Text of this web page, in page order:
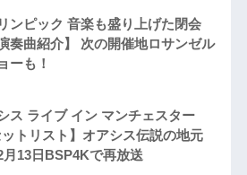
ンピック 音楽も盛り上げた閉会
奏曲紹介】 次の開催地ロサンゼル
ーも！
ス ライブ イン マンチェスター
トリスト】オアシス伝説の地元
月13日BSP4Kで再放送